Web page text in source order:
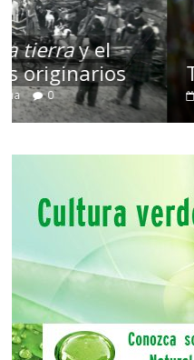
Terror
14 marzo, 2026 Julio